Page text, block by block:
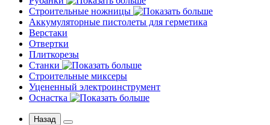
Строительные ножницы
Аккумуляторные пистолеты для герметика
Верстаки
Отвертки
Плиткорезы
Станки
Строительные миксеры
Уцененный электроинструмент
Оснастка
Назад